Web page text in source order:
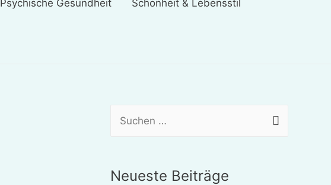
Psychische Gesundheit Schönheit & Lebensstil
h
Neueste Beiträge